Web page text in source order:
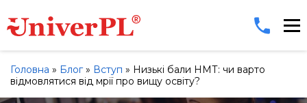
Головна » Блог» Вступ » Низькі бали НМТ: чи варто
відмовлятися від мрії про вищу освіту?